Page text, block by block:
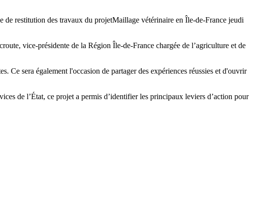
restitution des travaux du projetMaillage vétérinaire en Île-de-France jeudi
vice-présidente de la Région Île-de-France chargée de l’agriculture et de
Ce sera également l'occasion de partager des expériences réussies et d'ouvrir
de l’État, ce projet a permis d’identifier les principaux leviers d’action pour